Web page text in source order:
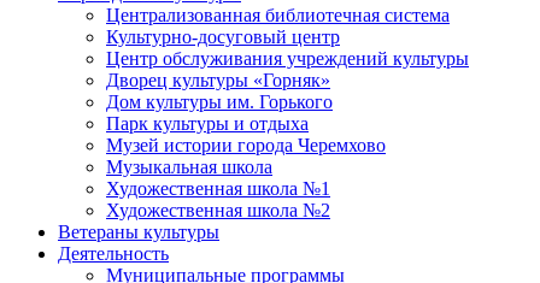
Централизованная библиотечная система
Культурно-досуговый центр
Центр обслуживания учреждений культуры
Дворец культуры «Горняк»
Дом культуры им. Горького
Парк культуры и отдыха
Музей истории города Черемхово
Музыкальная школа
Художественная школа №1
Художественная школа №2
Ветераны культуры
Деятельность
Муниципальные программы